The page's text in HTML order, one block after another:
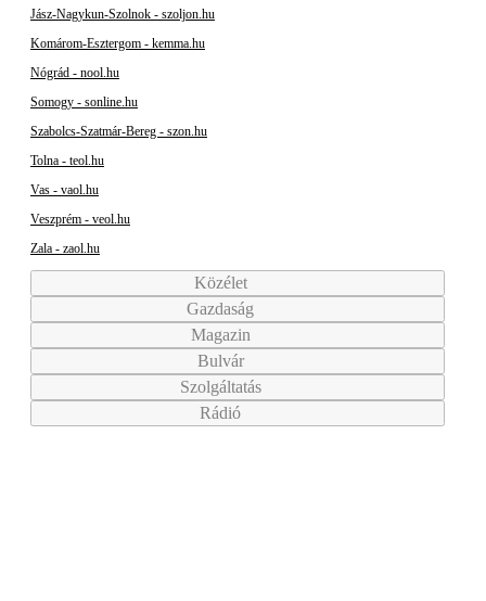
Jász-Nagykun-Szolnok - szoljon.hu
Komárom-Esztergom - kemma.hu
Nógrád - nool.hu
Somogy - sonline.hu
Szabolcs-Szatmár-Bereg - szon.hu
Tolna - teol.hu
Vas - vaol.hu
Veszprém - veol.hu
Zala - zaol.hu
Közélet
Gazdaság
Magazin
Bulvár
Szolgáltatás
Rádió